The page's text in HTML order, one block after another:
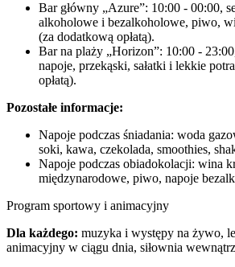
Bar główny „Azure”: 10:00 - 00:00,
alkoholowe i bezalkoholowe, piwo,
(za dodatkową opłatą).
Bar na plaży „Horizon”: 10:00 -
napoje, przekąski, sałatki i lekkie
opłatą).
Pozostałe informacje:
Napoje podczas śniadania: woda
soki, kawa, czekolada, smoothies,
Napoje podczas obiadokolacji: wina
międzynarodowe, piwo, napoje
Program sportowy i animacyjny
Dla każdego: muzyka i występy na żywo,
animacyjny w ciągu dnia, siłownia